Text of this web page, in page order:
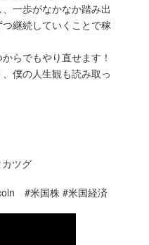
一歩がなかなか踏み出
継続していくことで稼
らでもやり直せます！
僕の人生観も読み取っ
ツグ
#米国株 #米国経済